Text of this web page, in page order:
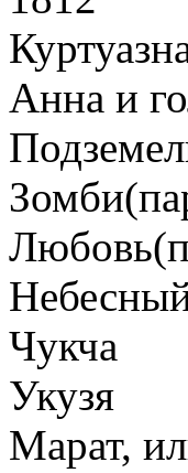
Анна и
Чукча
Укузя
Марат,